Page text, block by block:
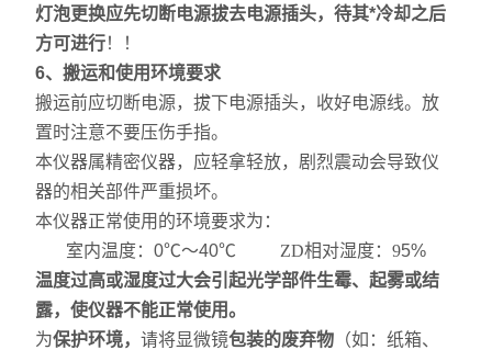
灯泡更换应先切断电源拔去电源插头，待其*冷却之后
方可进行！！
6、搬运和使用环境要求
搬运前应切断电源，拔下电源插头，收好电源线。放
置时注意不要压伤手指。
本仪器属精密仪器，应轻拿轻放，剧烈震动会导致仪
器的相关部件严重损坏。
本仪器正常使用的环境要求为：
室内温度：0℃～40℃ ZD相对湿度：95%
温度过高或湿度过大会引起光学部件生霉、起雾或结
露，使仪器不能正常使用。
为保护环境，请将显微镜包装的废弃物 （如：纸箱、